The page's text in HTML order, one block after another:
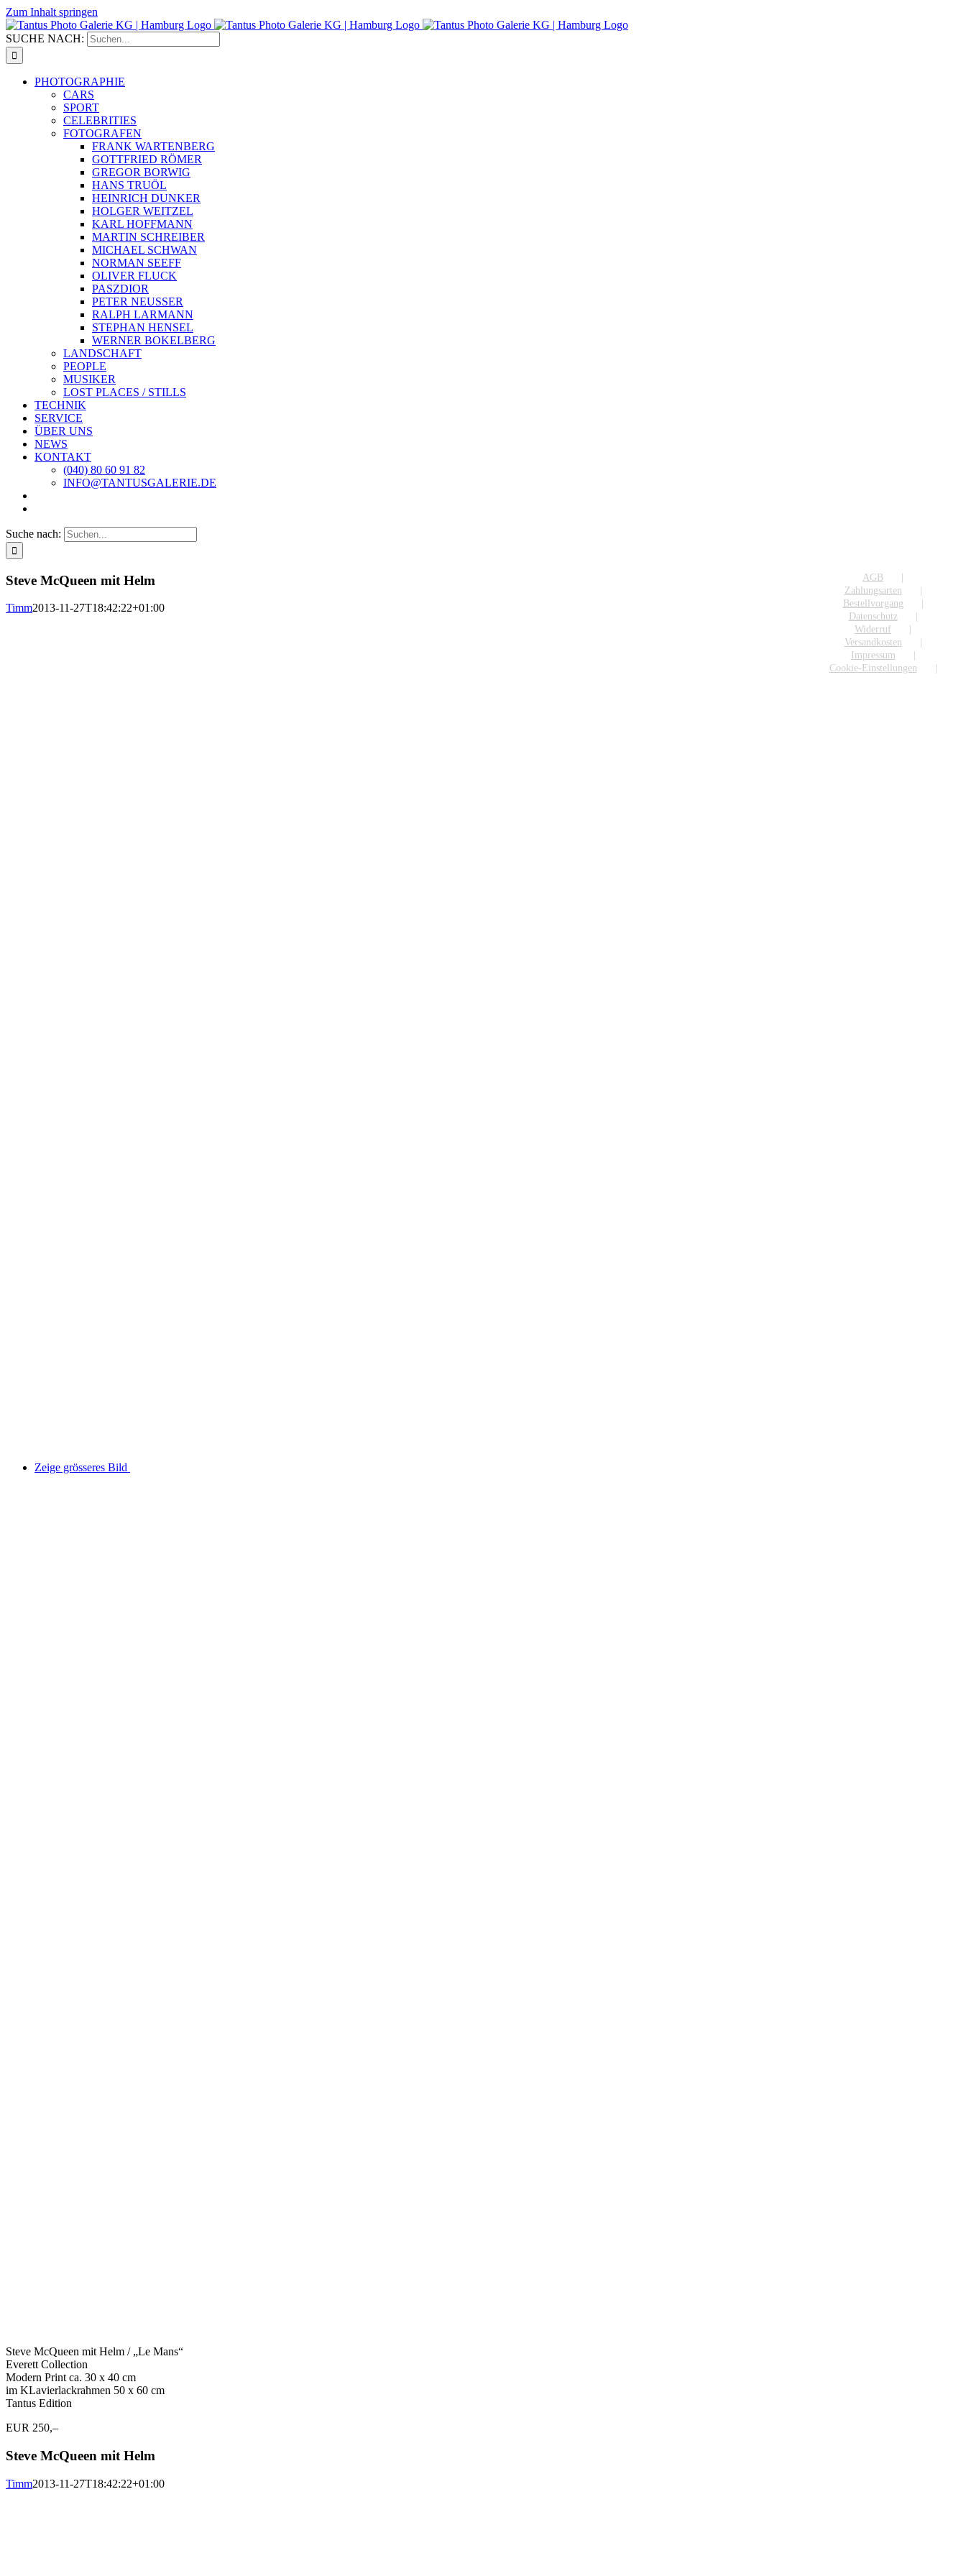
Zum Inhalt springen
SUCHE NACH:
PHOTOGRAPHIE
CARS
SPORT
CELEBRITIES
FOTOGRAFEN
FRANK WARTENBERG
GOTTFRIED RÖMER
GREGOR BORWIG
HANS TRUÖL
HEINRICH DUNKER
HOLGER WEITZEL
KARL HOFFMANN
MARTIN SCHREIBER
MICHAEL SCHWAN
NORMAN SEEFF
OLIVER FLUCK
PASZDIOR
PETER NEUSSER
RALPH LARMANN
STEPHAN HENSEL
WERNER BOKELBERG
LANDSCHAFT
PEOPLE
MUSIKER
LOST PLACES / STILLS
TECHNIK
SERVICE
ÜBER UNS
NEWS
KONTAKT
(040) 80 60 91 82
INFO@TANTUSGALERIE.DE
Suche nach:
Steve McQueen mit Helm
Timm2013-11-27T18:42:22+01:00
Zeige grösseres Bild
Steve McQueen mit Helm / „Le Mans“
Everett Collection
Modern Print ca. 30 x 40 cm
im KLavierlackrahmen 50 x 60 cm
Tantus Edition
EUR 250,–
Steve McQueen mit Helm
Timm2013-11-27T18:42:22+01:00
AGB
Zahlungsarten
Bestellvorgang
Datenschutz
Widerruf
Versandkosten
Impressum
Cookie-Einstellungen